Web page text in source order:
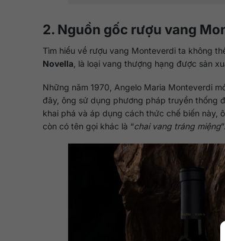
2. Nguồn gốc rượu vang
Tìm hiểu về rượu vang Monteverdi ta không
Novella , là loại vang thượng hạng được sản
Những năm 1970, Angelo Maria Monteverdi
đây, ông sử dụng phương pháp truyền thống
khai phá và áp dụng cách thức chế biến này,
còn có tên gọi khác là “chai vang tráng miệng”.